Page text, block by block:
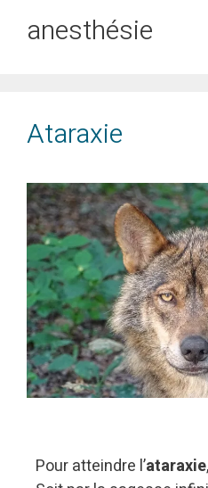
anesthésie
Ataraxie
Pour atteindre l’ataraxie